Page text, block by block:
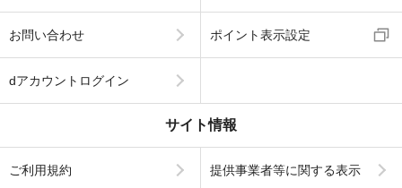
お問い合わせ ポイント表示設定
dアカウントログイン
サイト情報
ご利用規約 提供事業者等に関する表示